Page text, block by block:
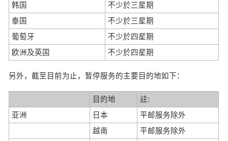
韩国
不少於三星期
泰国
不少於三星期
葡萄牙
不少於四星期
欧洲及英国
不少於四星期
另外，截至目前为止，暂停服务的主要目的地如下：
目的地
註:
亚洲
日本
平邮服务除外
越南
平邮服务除外